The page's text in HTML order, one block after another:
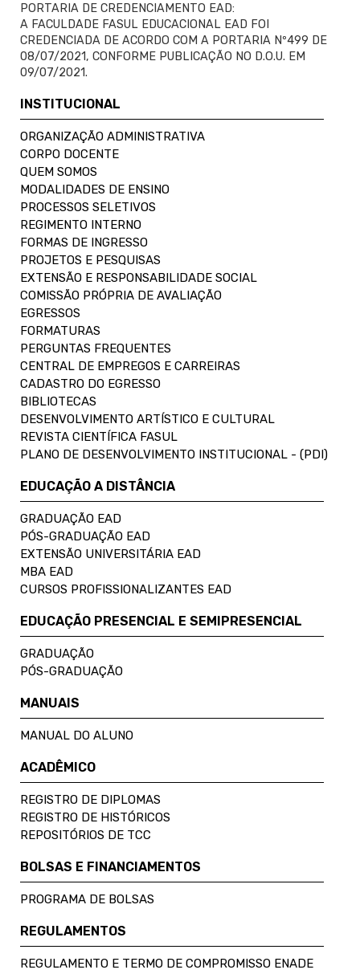
PORTARIA DE CREDENCIAMENTO EAD:
A FACULDADE FASUL EDUCACIONAL EAD FOI
CREDENCIADA DE ACORDO COM A PORTARIA Nº499 DE
08/07/2021, CONFORME PUBLICAÇÃO NO D.O.U. EM
09/07/2021.
INSTITUCIONAL
ORGANIZAÇÃO ADMINISTRATIVA
CORPO DOCENTE
QUEM SOMOS
MODALIDADES DE ENSINO
PROCESSOS SELETIVOS
REGIMENTO INTERNO
FORMAS DE INGRESSO
PROJETOS E PESQUISAS
EXTENSÃO E RESPONSABILIDADE SOCIAL
COMISSÃO PRÓPRIA DE AVALIAÇÃO
EGRESSOS
FORMATURAS
PERGUNTAS FREQUENTES
CENTRAL DE EMPREGOS E CARREIRAS
CADASTRO DO EGRESSO
BIBLIOTECAS
DESENVOLVIMENTO ARTÍSTICO E CULTURAL
REVISTA CIENTÍFICA FASUL
PLANO DE DESENVOLVIMENTO INSTITUCIONAL - (PDI)
EDUCAÇÃO A DISTÂNCIA
GRADUAÇÃO EAD
PÓS-GRADUAÇÃO EAD
EXTENSÃO UNIVERSITÁRIA EAD
MBA EAD
CURSOS PROFISSIONALIZANTES EAD
EDUCAÇÃO PRESENCIAL E SEMIPRESENCIAL
GRADUAÇÃO
PÓS-GRADUAÇÃO
MANUAIS
MANUAL DO ALUNO
ACADÊMICO
REGISTRO DE DIPLOMAS
REGISTRO DE HISTÓRICOS
REPOSITÓRIOS DE TCC
BOLSAS E FINANCIAMENTOS
PROGRAMA DE BOLSAS
REGULAMENTOS
REGULAMENTO E TERMO DE COMPROMISSO ENADE